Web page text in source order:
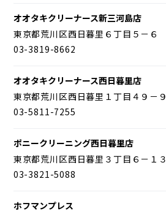
オオタキクリーナース新三河島店
東京都荒川区西日暮里６丁目５－６
03-3819-8662
オオタキクリーナース西日暮里店
東京都荒川区西日暮里１丁目４９－９
03-5811-7255
ポニークリーニング西日暮里店
東京都荒川区西日暮里３丁目６－１３
03-3821-5088
ホフマンプレス